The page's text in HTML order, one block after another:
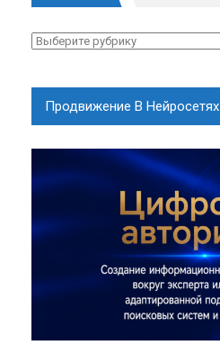
Рубрики
Продвижение В Нейросетях